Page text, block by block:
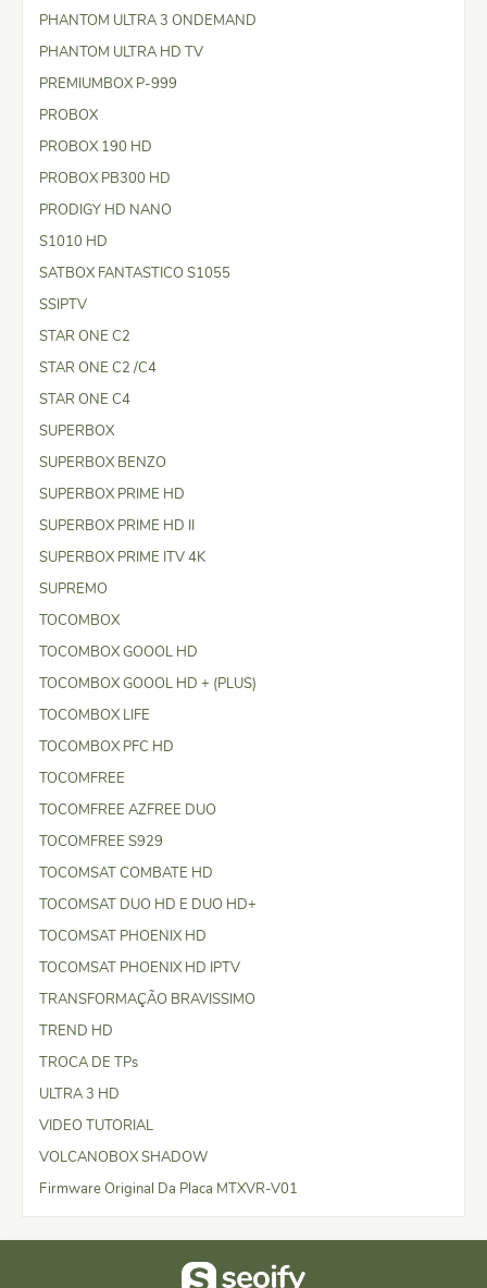
PHANTOM ULTRA 3 ONDEMAND
PHANTOM ULTRA HD TV
PREMIUMBOX P-999
PROBOX
PROBOX 190 HD
PROBOX PB300 HD
PRODIGY HD NANO
S1010 HD
SATBOX FANTASTICO S1055
SSIPTV
STAR ONE C2
STAR ONE C2 /C4
STAR ONE C4
SUPERBOX
SUPERBOX BENZO
SUPERBOX PRIME HD
SUPERBOX PRIME HD II
SUPERBOX PRIME ITV 4K
SUPREMO
TOCOMBOX
TOCOMBOX GOOOL HD
TOCOMBOX GOOOL HD + (PLUS)
TOCOMBOX LIFE
TOCOMBOX PFC HD
TOCOMFREE
TOCOMFREE AZFREE DUO
TOCOMFREE S929
TOCOMSAT COMBATE HD
TOCOMSAT DUO HD E DUO HD+
TOCOMSAT PHOENIX HD
TOCOMSAT PHOENIX HD IPTV
TRANSFORMAÇÃO BRAVISSIMO
TREND HD
TROCA DE TPs
ULTRA 3 HD
VIDEO TUTORIAL
VOLCANOBOX SHADOW
Firmware Original Da Placa MTXVR-V01